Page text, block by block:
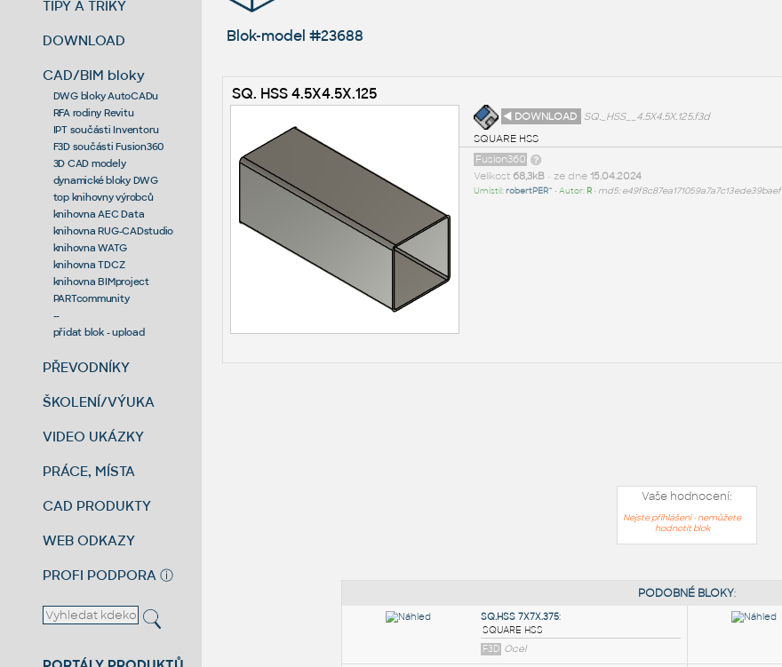
TIPY A TRIKY
DOWNLOAD
CAD/BIM bloky
DWG bloky AutoCADu
RFA rodiny Revitu
IPT součásti Inventoru
F3D součásti Fusion360
3D CAD modely
dynamické bloky DWG
top knihovny výrobců
knihovna AEC Data
knihovna RUG-CADstudio
knihovna WATG
knihovna TDCZ
knihovna BIMproject
PARTcommunity
--
přidat blok - upload
PŘEVODNÍKY
ŠKOLENÍ/VÝUKA
VIDEO UKÁZKY
PRÁCE, MÍSTA
CAD PRODUKTY
WEB ODKAZY
PROFI PODPORA ⓘ
Blok-model #23688
SQ. HSS 4.5X4.5X.125
◄ DOWNLOAD
SQ._HSS__4.5X4.5X.125.f3d
SQUARE HSS
Fusion360
Velikost 68,3kB• ze dne 15.04.2024
Umístil:robertPER^ • Autor: R• md5: e49f8c87ea171059a7a7c13ede39baef
Vaše hodnocení:
Nejste přihlášeni - nemůžete
hodnotit blok